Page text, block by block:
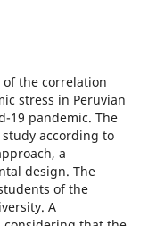
of the correlation
stress in Peruvian
19 pandemic. The
according to
a
design. The
of the
A